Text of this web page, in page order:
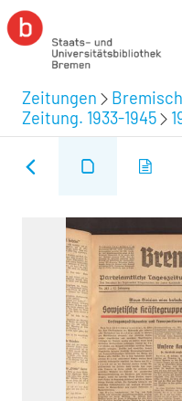
Zeitungen
Zeitung. 1933-1945